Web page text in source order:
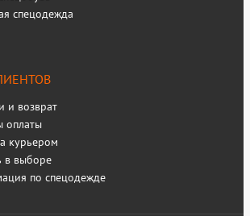
спецодежда
и возврат
оплаты
курьером
выборе
по спецодежде